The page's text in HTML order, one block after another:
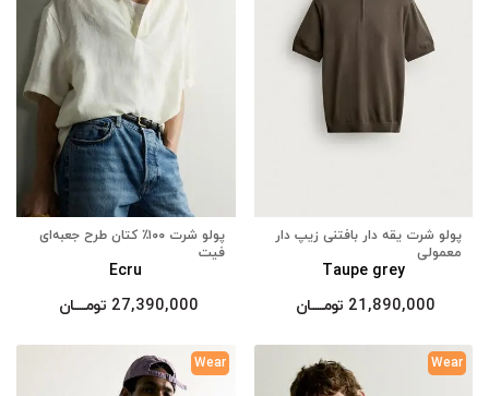
پولو شرت یقه دار بافتنی زیپ دار
معمولی
Taupe grey
21,890,000 تومــــــان
پولو شرت ۱۰۰٪ کتان طرح جعبه‌ای
فیت
Ecru
27,390,000 تومــــــان
Wear
Wear